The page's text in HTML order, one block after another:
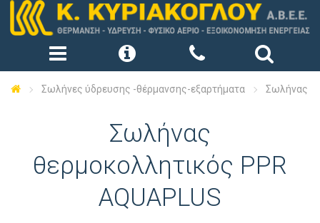
Σωλήνες ύδρευσης -θέρμανσης-εξαρτήματα Σωλήνας
Σωλήνας
θερμοκολλητικός PPR
AQUAPLUS